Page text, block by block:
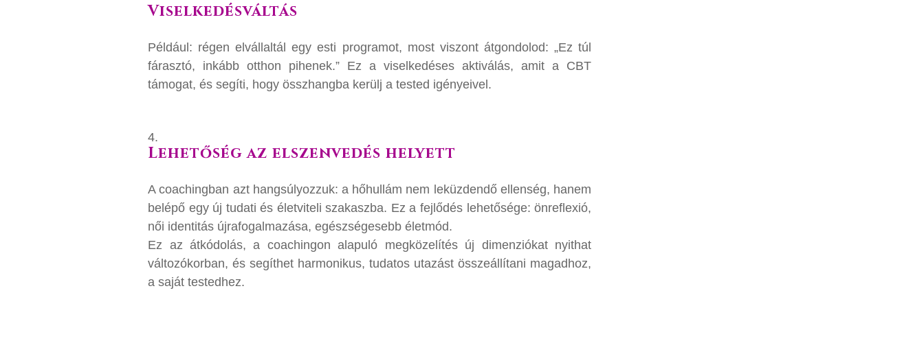
Viselkedésváltás
Például: régen elvállaltál egy esti programot, most viszont átgondolod: „Ez túl
fárasztó, inkább otthon pihenek.” Ez a viselkedéses aktiválás, amit a CBT
támogat, és segíti, hogy összhangba kerülj a tested igényeivel.
Lehetőség az elszenvedés helyett
A coachingban azt hangsúlyozzuk: a hőhullám nem leküzdendő ellenség, hanem
belépő egy új tudati és életviteli szakaszba. Ez a fejlődés lehetősége: önreflexió,
női identitás újrafogalmazása, egészségesebb életmód.
Ez az átkódolás, a coachingon alapuló megközelítés új dimenziókat nyithat
változókorban, és segíthet harmonikus, tudatos utazást összeállítani magadhoz,
a saját testedhez.